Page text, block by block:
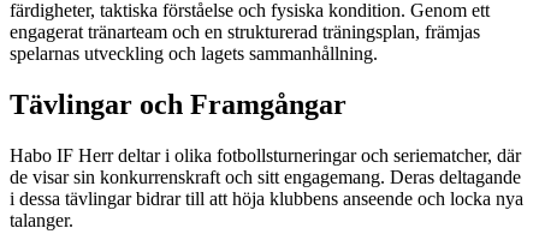
färdigheter, taktiska förståelse och fysiska kondition. Genom ett
engagerat tränarteam och en strukturerad träningsplan, främjas
spelarnas utveckling och lagets sammanhållning.
Tävlingar och Framgångar
Habo IF Herr deltar i olika fotbollsturneringar och seriematcher, där
de visar sin konkurrenskraft och sitt engagemang. Deras deltagande
i dessa tävlingar bidrar till att höja klubbens anseende och locka nya
talanger.